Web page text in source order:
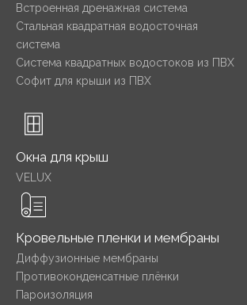
Встроенная дренажная система
Стальная квадратная водосточная
система
Система квадратных водостоков из ПВХ
Софит для крыши из ПВХ
Окна для крыш
VELUX
Кровельные пленки и мембраны
Диффузионные мембраны
Противоконденсатные плёнки
Пароизоляция